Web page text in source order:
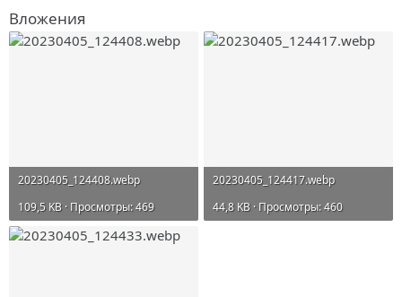
Вложения
20230405_124408.webp
109,5 KB · Просмотры: 469
20230405_124417.webp
44,8 KB · Просмотры: 460